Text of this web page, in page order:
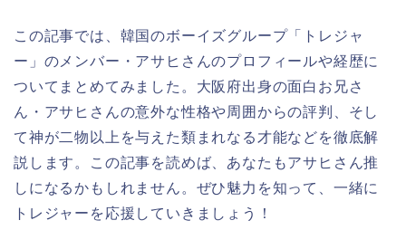
この記事では、韓国のボーイズグループ「トレジャ
ー」のメンバー・アサヒさんのプロフィールや経歴に
ついてまとめてみました。大阪府出身の面白お兄さ
ん・アサヒさんの意外な性格や周囲からの評判、そし
て神が二物以上を与えた類まれなる才能などを徹底解
説します。この記事を読めば、あなたもアサヒさん推
しになるかもしれません。ぜひ魅力を知って、一緒に
トレジャーを応援していきましょう！